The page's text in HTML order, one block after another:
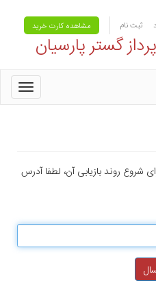
ثبت نام مشاهده کارت خرید
گستر پارسیان
شروع روند بازیابی آن، لطفا آدرس